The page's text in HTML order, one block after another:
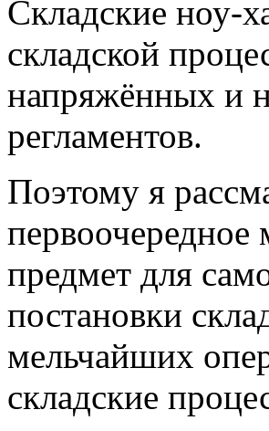
Складские ноу-
складской
напряжённых и
регламентов.
Поэтому я
предмет для
постановки
мельчайших
складские